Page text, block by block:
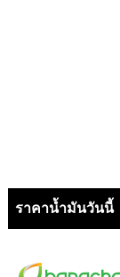
ราคาน้ำมันวันนี้